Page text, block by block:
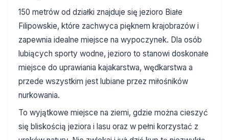
150 metrów od działki znajduje się jezioro Białe
Filipowskie, które zachwyca pięknem krajobrazów i
zapewnia idealne miejsce na wypoczynek. Dla osób
lubiących sporty wodne, jezioro to stanowi doskonałe
miejsce do uprawiania kajakarstwa, wędkarstwa a
przede wszystkim jest lubiane przez miłośników
nurkowania.
To wyjątkowe miejsce na ziemi, gdzie można cieszyć
się bliskością jeziora i lasu oraz w pełni korzystać z